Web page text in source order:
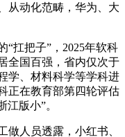
从动化范畴，华为、大
扛把子”，2025年软科
全国百强，省内仅次于
学、材料科学等学科进
正在教育部第四轮评估
版小”。
人员透露，小红书、